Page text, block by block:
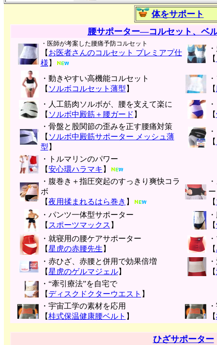
体をサポート
腰サポーター―コルセット、ベ
・医師が考案した腰痛予防コルセット
【 お医者さんのコルセット プレミアプ仕
様 】
【
・動きやすい高機能コルセット
【 ソルボコルセット薄型 】
【
・人工筋肉ソルボが、腰を支えて楽に
【 ソルボ中殿筋＋腰ガード 】
【
・骨盤と股関節の歪みを正す腰痛対策
【 ソルボ中殿筋サポーター メッシュ薄
型 】
【
・トルマリンのパワー
【安心環ハラマキ 】
・腹巻き＋指圧突起のすっきり爽快コラ
ボ
【夜用揉まれるはら巻き 】
ー
【
・パンツ一体型サポーター
【 スポーツマックス 】
【
・就寝用の腰ケアサポーター
【星虎の赤腰先生 】
【
・赤ひざ、赤腰と併用で効果倍増
【星虎のゲルマジェル】
【
・“牽引療法”を自宅で
【 ディスクドクターウエスト 】
・宇宙工学の素材を応用
【桂式保温健康腰ベルト 】
【
ひざサポーター